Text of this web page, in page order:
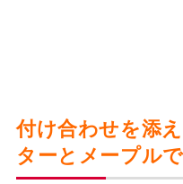
付け合わせを添
ターとメープル